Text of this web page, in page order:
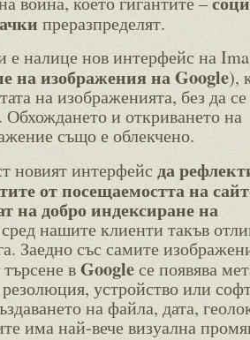
преразпределят.
е налице нов интерфейс на
на изображения на Google),
на изображенията, без да
Обхождането и откриването на
също е облекчено.
новият интерфейс да
от посещаемостта на
на добро индексиране на
нашите клиенти такъв
Заедно със самите
вGoogleсе появява
устройство или
на файла, дата,
има най-вече визуална